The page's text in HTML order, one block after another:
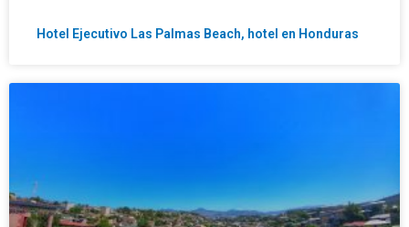
Hotel Ejecutivo Las Palmas Beach, hotel en Honduras